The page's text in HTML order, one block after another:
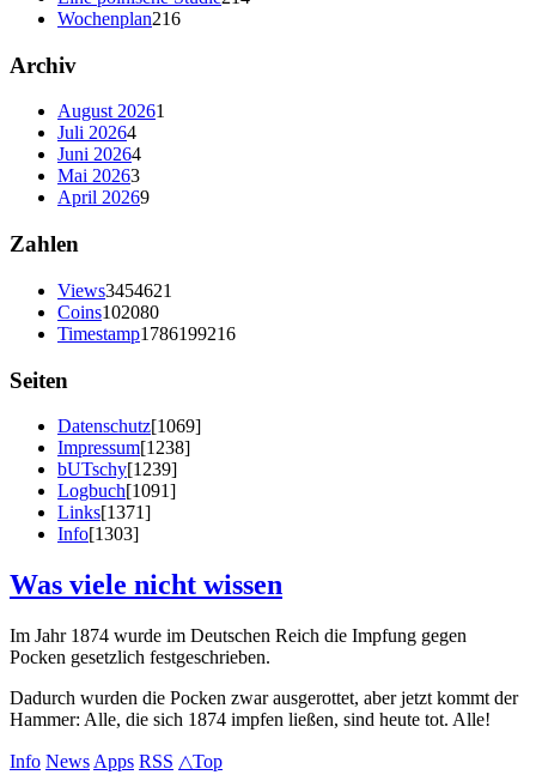
Wochenplan216
Archiv
August 20261
Juli 20264
Juni 20264
Mai 20263
April 20269
Zahlen
Views3454621
Coins102080
Timestamp1786199216
Seiten
Datenschutz[1069]
Impressum[1238]
bUTschy[1239]
Logbuch[1091]
Links[1371]
Info[1303]
Was viele nicht wissen
Im Jahr 1874 wurde im Deutschen Reich die Impfung gegen
Pocken gesetzlich festgeschrieben.
Dadurch wurden die Pocken zwar ausgerottet, aber jetzt kommt der
Hammer: Alle, die sich 1874 impfen ließen, sind heute tot. Alle!
Info News Apps RSS △Top